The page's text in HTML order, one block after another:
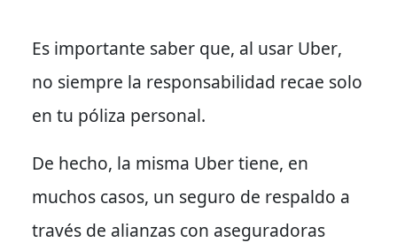
Es importante saber que, al usar Uber,
no siempre la responsabilidad recae solo
en tu póliza personal.
De hecho, la misma Uber tiene, en
muchos casos, un seguro de respaldo a
través de alianzas con aseguradoras